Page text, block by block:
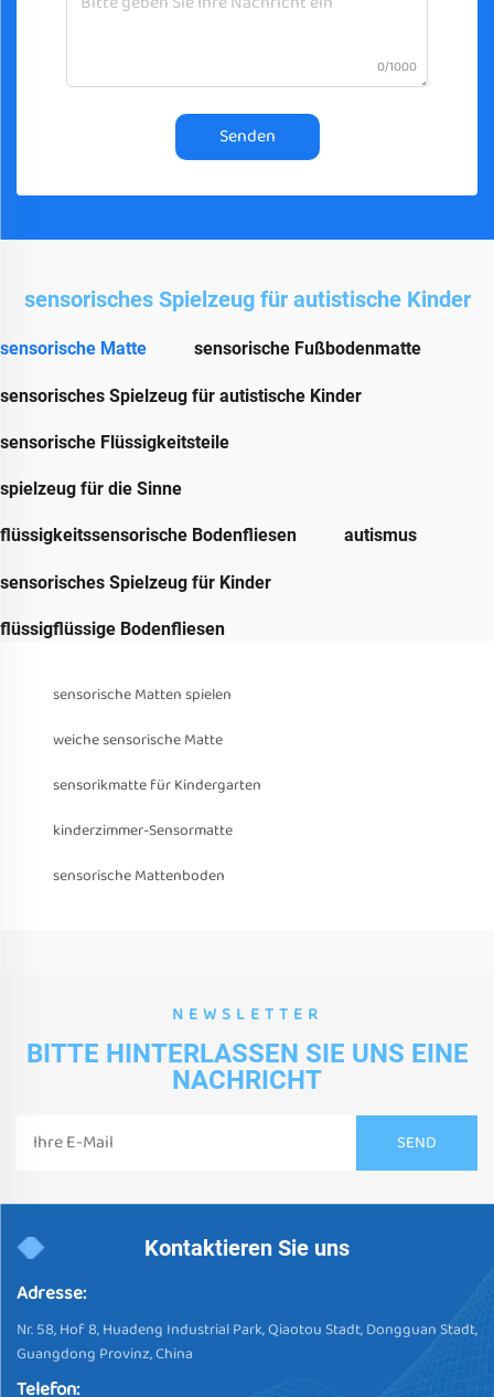
0/1000
Senden
sensorisches Spielzeug für autistische Kinder
sensorische Matte sensorische Fußbodenmatte
sensorisches Spielzeug für autistische Kinder
sensorische Flüssigkeitsteile
spielzeug für die Sinne
flüssigkeitssensorische Bodenfliesen autismus
sensorisches Spielzeug für Kinder
flüssigflüssige Bodenfliesen
sensorische Matten spielen
weiche sensorische Matte
sensorikmatte für Kindergarten
kinderzimmer-Sensormatte
sensorische Mattenboden
NEWSLETTER
BITTE HINTERLASSEN SIE UNS EINE
NACHRICHT
Kontaktieren Sie uns
Adresse:
Nr. 58, Hof 8, Huadeng Industrial Park, Qiaotou Stadt, Dongguan Stadt,
Guangdong Provinz, China
Telefon: